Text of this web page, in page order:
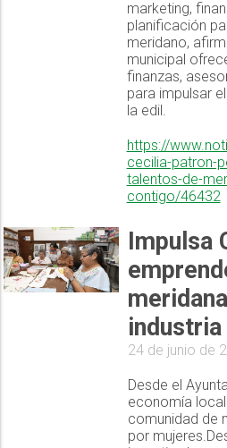
marketing,
planificación
meridano,
municipal
finanzas,
para impulsar
la edil.
https://
cecilia-patron-
talentos-de-
contigo/46432
Impulsa
industria
24 de junio de
Desde el
economía
comunidad de
por